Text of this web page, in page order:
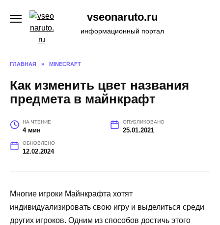
содержанию
vseonaruto.ru
информационный портал
ГЛАВНАЯ » MINECRAFT
Как изменить цвет названия
предмета в майнкрафт
НА ЧТЕНИЕ
4 мин
ОПУБЛИКОВАНО
25.01.2021
ОБНОВЛЕНО
12.02.2024
Многие игроки Майнкрафта хотят
индивидуализировать свою игру и выделиться среди
других игроков. Одним из способов достичь этого